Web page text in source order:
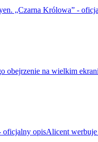
„Czarna Królowa” -
obejrzenie na wielkim
- oficjalny opisAlicent